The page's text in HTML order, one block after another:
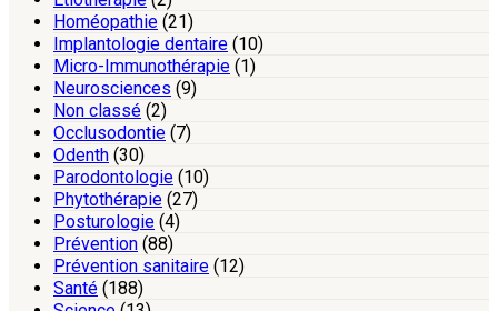
Homéopathie (21)
Implantologie dentaire (10)
Micro-Immunothérapie (1)
Neurosciences (9)
Non classé (2)
Occlusodontie (7)
Odenth (30)
Parodontologie (10)
Phytothérapie (27)
Posturologie (4)
Prévention (88)
Prévention sanitaire (12)
Santé (188)